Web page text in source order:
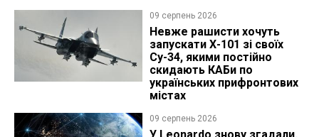
09 серпень 2026
Невже рашисти хочуть
запускати Х-101 зі своїх
Су-34, якими постійно
скидають КАБи по
українських прифронтових
містах
09 серпень 2026